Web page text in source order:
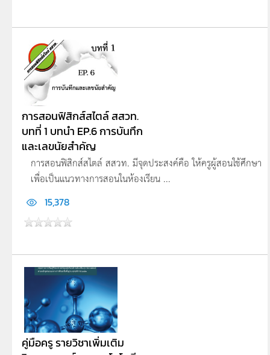
การสอนฟิสิกส์สไตล์ สสวท.
บทที่ 1 บทนำ EP.6 การบันทึก
และเลขนัยสำคัญ
การสอนฟิสิกส์สไตล์ สสวท. มีจุดประสงค์คือ ให้ครูผู้สอนใช้ศึกษา
เพื่อเป็นแนวทางการสอนในห้องเรียน ...
15,378
คู่มือครู รายวิชาเพิ่มเติม